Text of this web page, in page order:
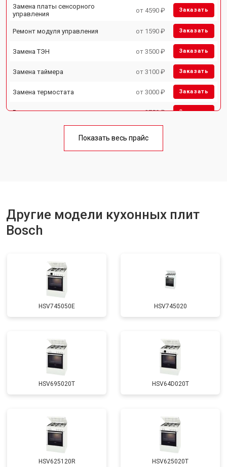
Замена платы сенсорного
управления
от 4590 ₽ Заказать
Ремонт модуля управления от 1590 ₽ Заказать
Замена ТЭН от 3500 ₽ Заказать
Замена таймера от 3100 ₽ Заказать
Замена термостата от 3000 ₽ Заказать
Ремонт электропроводки от 2750 ₽ Заказать
Ремонт чугунной конфорки от 2600 ₽
Показать весь прайс
Другие модели кухонных плит
Bosch
HSV745050E HSV745020
HSV695020T HSV64D020T
HSV625120R HSV625020T